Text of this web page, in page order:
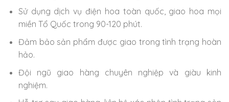
Sử dụng dịch vụ điện hoa toàn quốc, giao hoa mọi
miền Tổ Quốc trong 90-120 phút.
Đảm bảo sản phẩm được giao trong tình trạng hoàn
hảo.
Đội ngũ giao hàng chuyên nghiệp và giàu kinh
nghiệm.